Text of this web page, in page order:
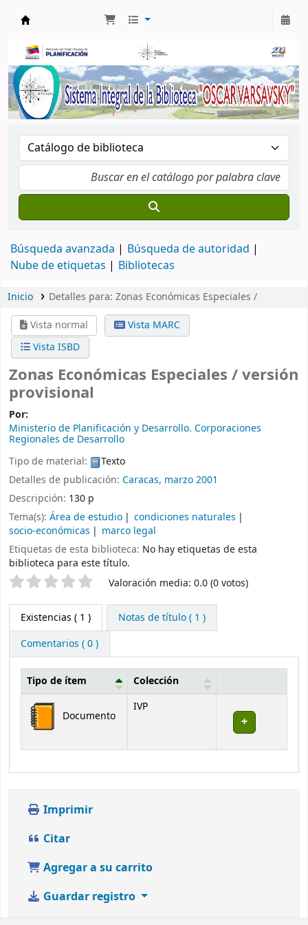
Búsqueda avanzada
Búsqueda de autoridad
Nube de etiquetas
Bibliotecas
Inicio Detalles para: Zonas Económicas Especiales /
Vista normal
Vista MARC
Vista ISBD
Zonas Económicas Especiales / versión
provisional
Por:
Ministerio de Planificación y Desarrollo. Corporaciones
Regionales de Desarrollo
Tipo de material:
Texto
Detalles de publicación: Caracas, marzo 2001
Descripción: 130 p
Tema(s): Área de estudio
condiciones naturales
socio-económicas
marco legal
Etiquetas de esta biblioteca: No hay etiquetas de esta
biblioteca para este título.
Valoración Valoración media: 0.0 (0 votos)
Existencias ( 1 )
Notas de título ( 1 )
Comentarios ( 0 )
Existencias
Tipo de ítem Colección
Documento
IVP
Imprimir
Citar
Agregar a su carrito
Guardar registro